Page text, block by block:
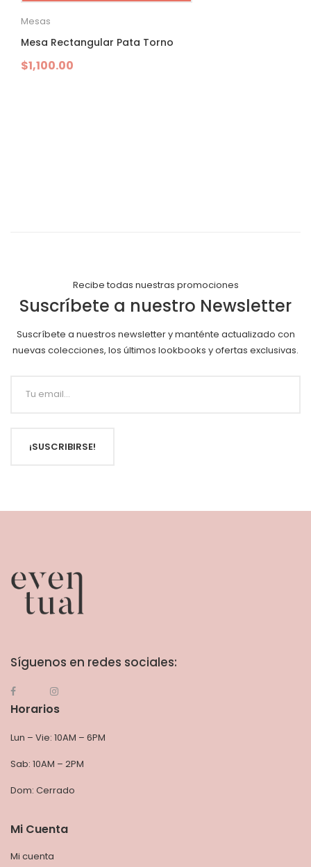
Mesas
Mesa Rectangular Pata Torno
$1,100.00
Recibe todas nuestras promociones
Suscríbete a nuestro Newsletter
Suscríbete a nuestros newsletter y manténte actualizado con
nuevas colecciones, los últimos lookbooks y ofertas exclusivas.
¡SUSCRIBIRSE!
Síguenos en redes sociales:
Horarios
Lun – Vie: 10AM – 6PM
Sab: 10AM – 2PM
Dom: Cerrado
Mi Cuenta
Mi cuenta